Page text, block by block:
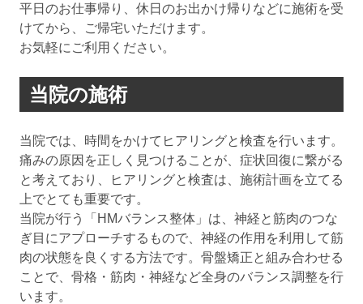
平日のお仕事帰り、休日のお出かけ帰りなどに施術を受
けてから、ご帰宅いただけます。
お気軽にご利用ください。
当院の施術
当院では、時間をかけてヒアリングと検査を行います。
痛みの原因を正しく見つけることが、症状回復に繋がる
と考えており、ヒアリングと検査は、施術計画を立てる
上でとても重要です。
当院が行う「HMバランス整体」は、神経と筋肉のつな
ぎ目にアプローチするもので、神経の作用を利用して筋
肉の状態を良くする方法です。骨盤矯正と組み合わせる
ことで、骨格・筋肉・神経など全身のバランス調整を行
います。